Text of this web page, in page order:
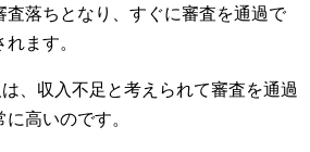
査落ちとなり、すぐに審査を通過で
ます。
、収入不足と考えられて審査を通過
高いのです。